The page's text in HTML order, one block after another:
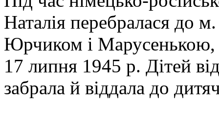
Наталія перебралася до
Юрчиком і Марусенькою,
17 липня 1945 р. Дітей
забрала й віддала до